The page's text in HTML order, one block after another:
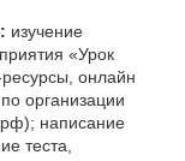
изучение
«Урок
онлайн
организации
написание
теста,